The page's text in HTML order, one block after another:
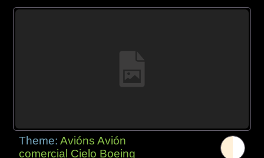
Theme:Avións Avión
comercial Cielo Boeing